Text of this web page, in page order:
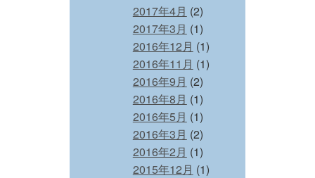
2017年4月 (2)
2017年3月 (1)
2016年12月 (1)
2016年11月 (1)
2016年9月 (2)
2016年8月 (1)
2016年5月 (1)
2016年3月 (2)
2016年2月 (1)
2015年12月 (1)